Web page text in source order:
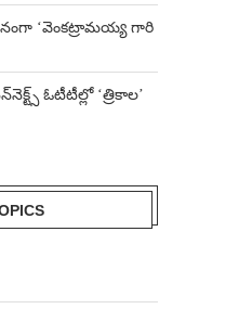
‘వెంకట్రామయ్య గారి
ఓటీటీల్లో ‘త్రికాల’